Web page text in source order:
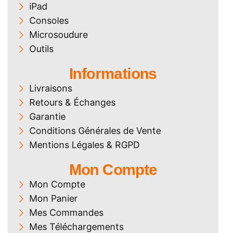
iPad
Consoles
Microsoudure
Outils
Informations
Livraisons
Retours & Échanges
Garantie
Conditions Générales de Vente
Mentions Légales & RGPD
Mon Compte
Mon Compte
Mon Panier
Mes Commandes
Mes Téléchargements